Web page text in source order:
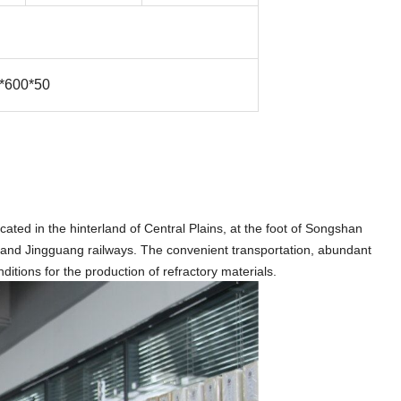
in the hinterland of Central Plains, at the foot of Songshan
Jingguang railways. The convenient transportation, abundant
for the production of refractory materials.